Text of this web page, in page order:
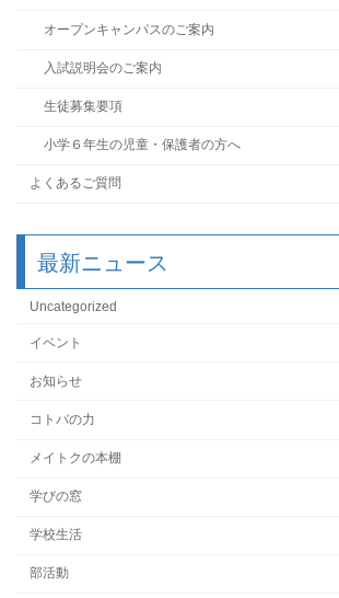
オープンキャンパスのご案内
入試説明会のご案内
生徒募集要項
小学６年生の児童・保護者の方へ
よくあるご質問
最新ニュース
Uncategorized
イベント
お知らせ
コトバの力
メイトクの本棚
学びの窓
学校生活
部活動